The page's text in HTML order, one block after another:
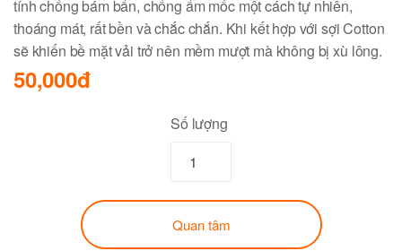
tính chống bám bẩn, chống ẩm mốc một cách tự nhiên,
thoáng mát, rất bền và chắc chắn. Khi kết hợp với sợi Cotton
sẽ khiến bề mặt vải trở nên mềm mượt mà không bị xù lông.
50,000đ
Số lượng
Quan tâm